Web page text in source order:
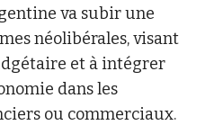
va subir une
néolibérales, visant
et à intégrer
dans les
ou commerciaux.